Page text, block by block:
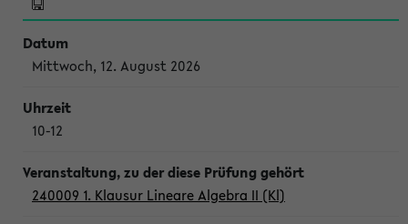
Mittwoch, 12. August 2026
10-12
240009 1. Klausur Lineare Algebra II (Kl)